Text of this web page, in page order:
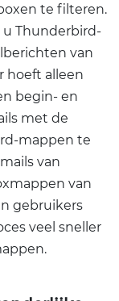
te filteren.
u Thunderbird-
van
hoeft alleen
begin- en
met de
mappen te
van
van
gebruikers
veel sneller